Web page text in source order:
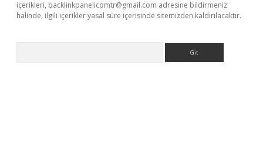
içerikleri, backlinkpanelicomtr@gmail.com adresine bildirmeniz
halinde, ilgili içerikler yasal süre içerisinde sitemizden kaldırılacaktır.